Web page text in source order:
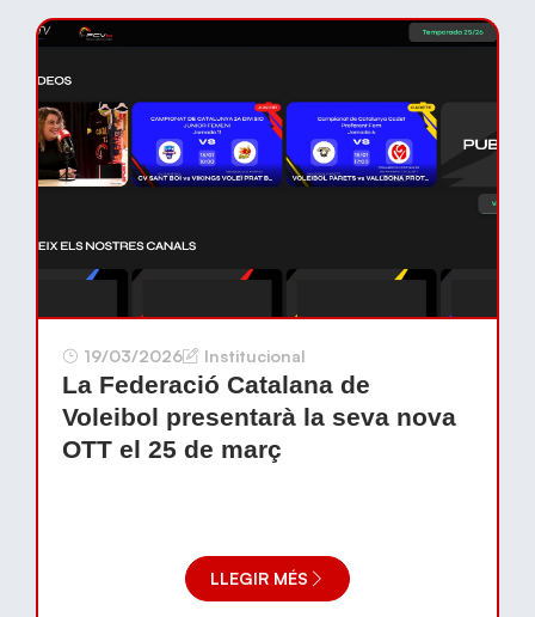
19/03/2026 Institucional
La Federació Catalana de
Voleibol presentarà la seva nova
OTT el 25 de març
LLEGIR MÉS